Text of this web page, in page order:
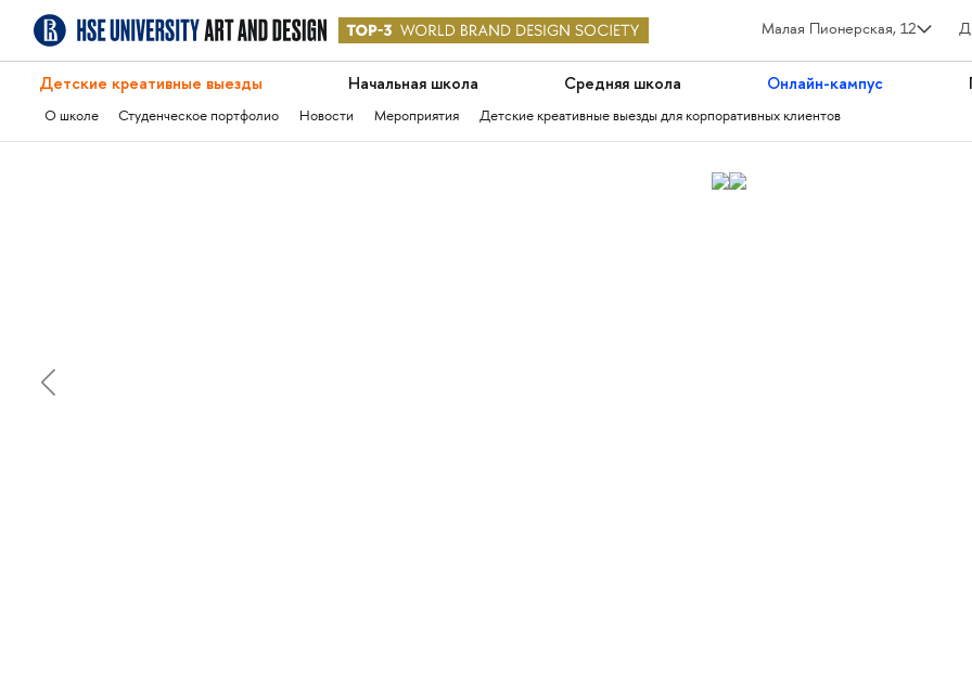
Малая Пионерская, 12
Детские креативные выезды Начальная школа Средняя школа Онлайн-кампус
О школе Студенческое портфолио Новости Мероприятия Детские креативные выезды для корпоративных клиентов